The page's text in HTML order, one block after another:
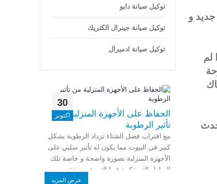
جديد و
لم
توكيل صيانة دايو
توكيل صيانة جينرال الكتريك
توكيل صيانة ادميرال
30
اكتوبر
الحفاظ على الأجهزة المنزلية من
تأثير الرطوبة
مع اقتراب فصل الشتاء تزداد الرطوبة بشكل
كبير في البيوت مما يكون له تأثير سلبي على
الأجهزة المنزلية بصورة واضحة و خاصة تلك
المنازل التي تكون فيها التهوية ضعيفة
عرض المزيد